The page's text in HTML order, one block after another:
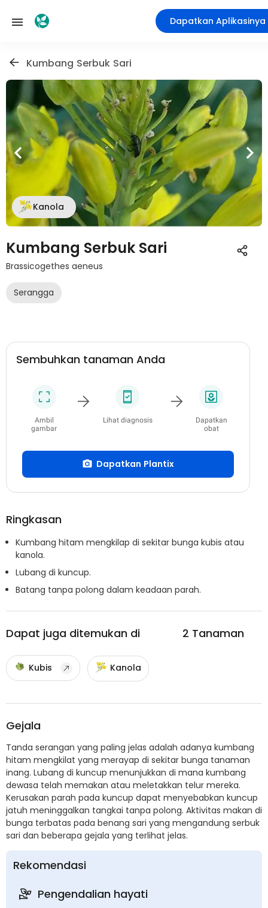
Dapatkan Aplikasinya
Kumbang Serbuk Sari
Kanola
Kumbang Serbuk Sari
Brassicogethes aeneus
Serangga
Sembuhkan tanaman Anda
Ambil
gambar
Lihat diagnosis
Dapatkan
obat
Dapatkan Plantix
Ringkasan
Kumbang hitam mengkilap di sekitar bunga kubis atau
kanola.
Lubang di kuncup.
Batang tanpa polong dalam keadaan parah.
Dapat juga ditemukan di 2 Tanaman
Kubis Kanola
Gejala
Tanda serangan yang paling jelas adalah adanya kumbang
hitam mengkilat yang merayap di sekitar bunga tanaman
inang. Lubang di kuncup menunjukkan di mana kumbang
dewasa telah memakan atau meletakkan telur mereka.
Kerusakan parah pada kuncup dapat menyebabkan kuncup
jatuh meninggalkan tangkai tanpa polong. Aktivitas makan di
bunga terbatas pada benang sari yang mengandung serbuk
sari dan beberapa gejala yang terlihat jelas.
Rekomendasi
Pengendalian hayati